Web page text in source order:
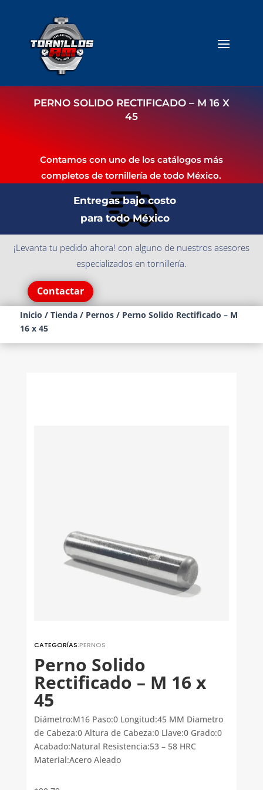
PERNO SOLIDO RECTIFICADO – M 16 X
45
Contamos con uno de los catálogos más
completos de tornillería de todo México.
Entregas bajo costo
para todo México
¡Levanta tu pedido ahora! con alguno de nuestros asesores
especializados en tornillería.
Contactar
Inicio / Tienda/ Pernos/ Perno Solido Rectificado – M
16 x 45
CATEGORÍAS:PERNOS
Perno Solido
Rectificado – M 16 x
45
Diámetro:M16 Paso:0 Longitud:45 MM Diametro
de Cabeza:0 Altura de Cabeza:0 Llave:0 Grado:0
Acabado:Natural Resistencia:53 – 58 HRC
Material:Acero Aleado